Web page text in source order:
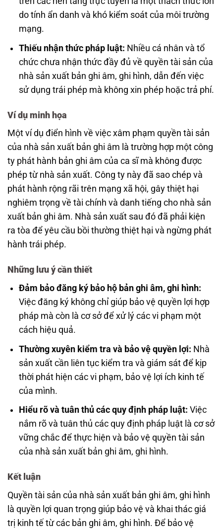
do tính ẩn danh và khó kiểm soát của môi trường
mạng.
Thiếu nhận thức pháp luật: Nhiều cá nhân và tổ
chức chưa nhận thức đầy đủ về quyền tài sản của
nhà sản xuất bản ghi âm, ghi hình, dẫn đến việc
sử dụng trái phép mà không xin phép hoặc trả phí.
Ví dụ minh họa
Một ví dụ điển hình về việc xâm phạm quyền tài sản
của nhà sản xuất bản ghi âm là trường hợp một công
ty phát hành bản ghi âm của ca sĩ mà không được
phép từ nhà sản xuất. Công ty này đã sao chép và
phát hành rộng rãi trên mạng xã hội, gây thiệt hại
nghiêm trọng về tài chính và danh tiếng cho nhà sản
xuất bản ghi âm. Nhà sản xuất sau đó đã phải kiện
ra tòa để yêu cầu bồi thường thiệt hại và ngừng phát
hành trái phép.
Những lưu ý cần thiết
Đảm bảo đăng ký bảo hộ bản ghi âm, ghi hình:
Việc đăng ký không chỉ giúp bảo vệ quyền lợi hợp
pháp mà còn là cơ sở để xử lý các vi phạm một
cách hiệu quả.
Thường xuyên kiểm tra và bảo vệ quyền lợi: Nhà
sản xuất cần liên tục kiểm tra và giám sát để kịp
thời phát hiện các vi phạm, bảo vệ lợi ích kinh tế
của mình.
Hiểu rõ và tuân thủ các quy định pháp luật: Việc
nắm rõ và tuân thủ các quy định pháp luật là cơ sở
vững chắc để thực hiện và bảo vệ quyền tài sản
của nhà sản xuất bản ghi âm, ghi hình.
Kết luận
Quyền tài sản của nhà sản xuất bản ghi âm, ghi hình
là quyền lợi quan trọng giúp bảo vệ và khai thác giá
trị kinh tế từ các bản ghi âm, ghi hình. Để bảo vệ